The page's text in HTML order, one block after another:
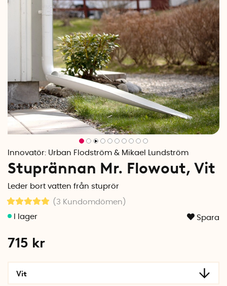
Innovatör: Urban Flodström & Mikael Lundström
Stuprännan Mr. Flowout, Vit
Leder bort vatten från stuprör
(3 Kundomdömen )
Spara
715 kr
Vit